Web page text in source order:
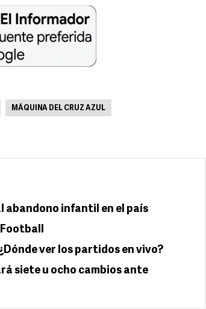
MÁQUINA DEL CRUZ AZUL
abandono infantil en el país
Football
ver los partidos en vivo?
siete u ocho cambios ante